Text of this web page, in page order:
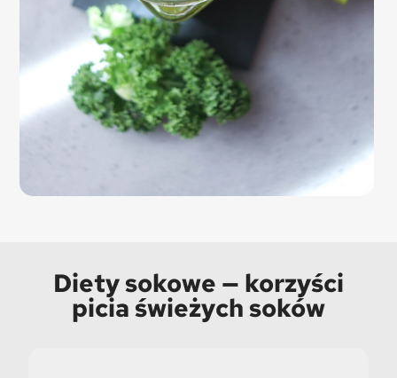
Diety sokowe — korzyści
picia świeżych soków